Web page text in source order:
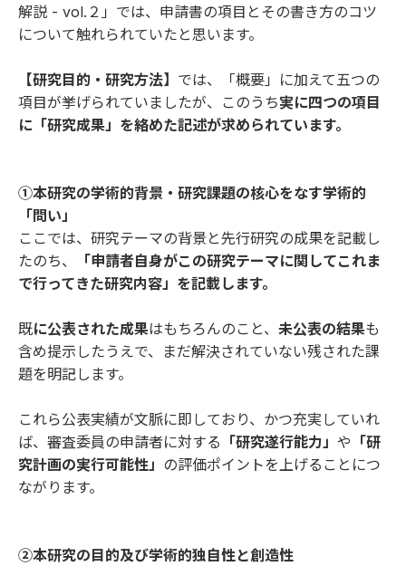
解説 - vol.２ 」では、申請書の項目とその書き方のコツ
について触れられていたと思います。
【研究目的・研究方法】 では、「概要」に加えて五つの
項目が挙げられていましたが、このうち実に四つの項目
に「研究成果」を絡めた記述が求められています。
①本研究の学術的背景・研究課題の核心をなす学術的
「問い」
ここでは、研究テーマの背景と先行研究の成果を記載し
たのち、
「申請者自身がこの研究テーマに関してこれま
で行ってきた研究内容」を記載します。
既に公表された成果はもちろんのこと、 未公表の結果も
含め提示したうえで、まだ解決されていない残された課
題を明記します。
これら公表実績が文脈に即しており、かつ充実していれ
ば、審査委員の申請者に対する 「研究遂行能力」 や 「研
究計画の実行可能性」 の評価ポイントを上げることにつ
ながります。
②本研究の目的及び学術的独自性と創造性